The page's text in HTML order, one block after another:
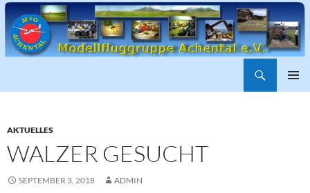
AKTUELLES
WALZER GESUCHT
SEPTEMBER 3, 2018 ADMIN